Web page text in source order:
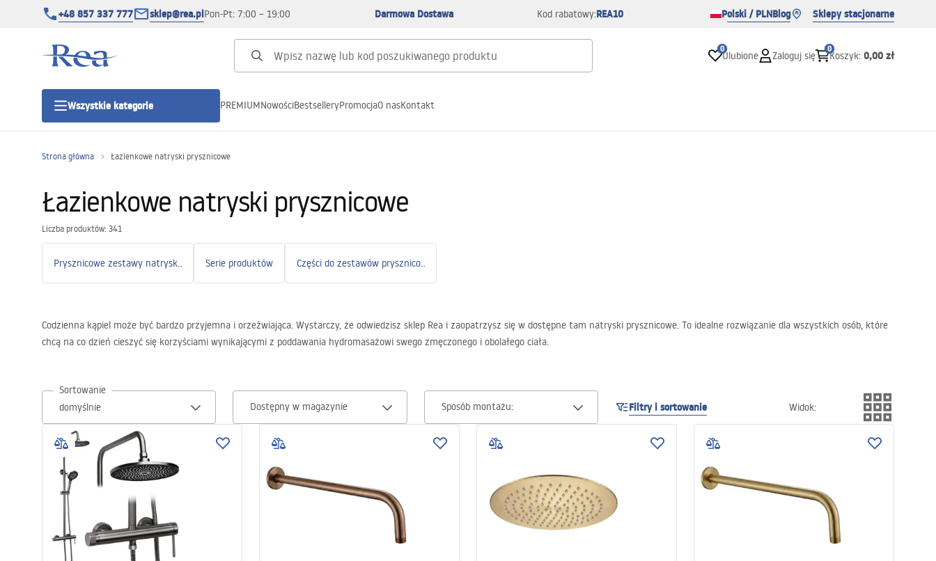
+48 857 337 777 sklep@rea.plPon-Pt: 7:00 – 19:00 Darmowa Dostawa Kod rabatowy:REA10 Polski / PLNBlog Sklepy stacjonarne
0
Ulubione Zaloguj się
0
Koszyk: 0,00 zł
Wszystkie kategorie
Kategorie produktowe
Drzwi prysznicowe
Brodziki prysznicowe
Toalety, ubikacje
Umywalki
Wanny i parawany
Baterie
Kuchnia
PREMIUMNowościBestselleryPromocjaO nasKontakt
Strona główna Łazienkowe natryski prysznicowe
Łazienkowe natryski prysznicowe
Liczba produktów: 341
Prysznicowe zestawy natryskowe Serie produktów Części do zestawów prysznicowych
Codzienna kąpiel może być bardzo przyjemna i orzeźwiająca. Wystarczy, że odwiedzisz sklep Rea i zaopatrzysz się w dostępne tam natryski prysznicowe. To idealne rozwiązanie dla wszystkich osób, które
chcą na co dzień cieszyć się korzyściami wynikającymi z poddawania hydromasażowi swego zmęczonego i obolałego ciała.
Sortowanie
Dostępny w magazynie
Sposób montażu: Filtry i sortowanie Widok: